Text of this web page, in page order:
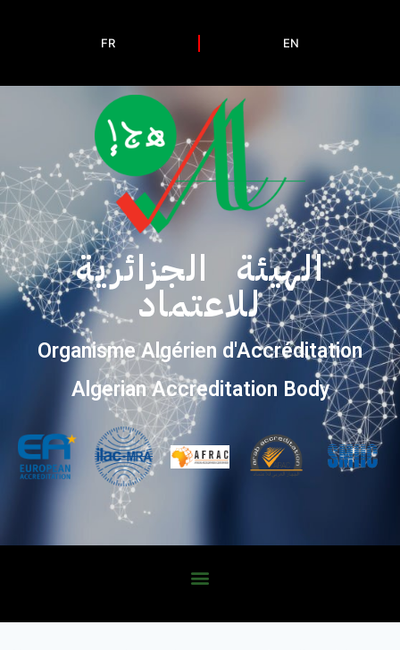
FR EN
الهيئة الجزائرية
للاعتماد
Organisme Algérien d'Accréditation
Algerian Accreditation Body